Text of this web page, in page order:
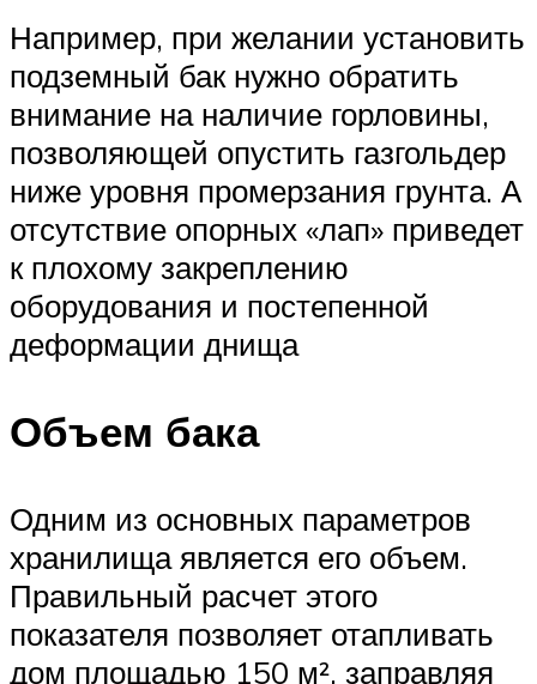
Например, при желании установить
подземный бак нужно обратить
внимание на наличие горловины,
позволяющей опустить газгольдер
ниже уровня промерзания грунта. А
отсутствие опорных «лап» приведет
к плохому закреплению
оборудования и постепенной
деформации днища
Объем бака
Одним из основных параметров
хранилища является его объем.
Правильный расчет этого
показателя позволяет отапливать
дом площадью 150 м², заправляя